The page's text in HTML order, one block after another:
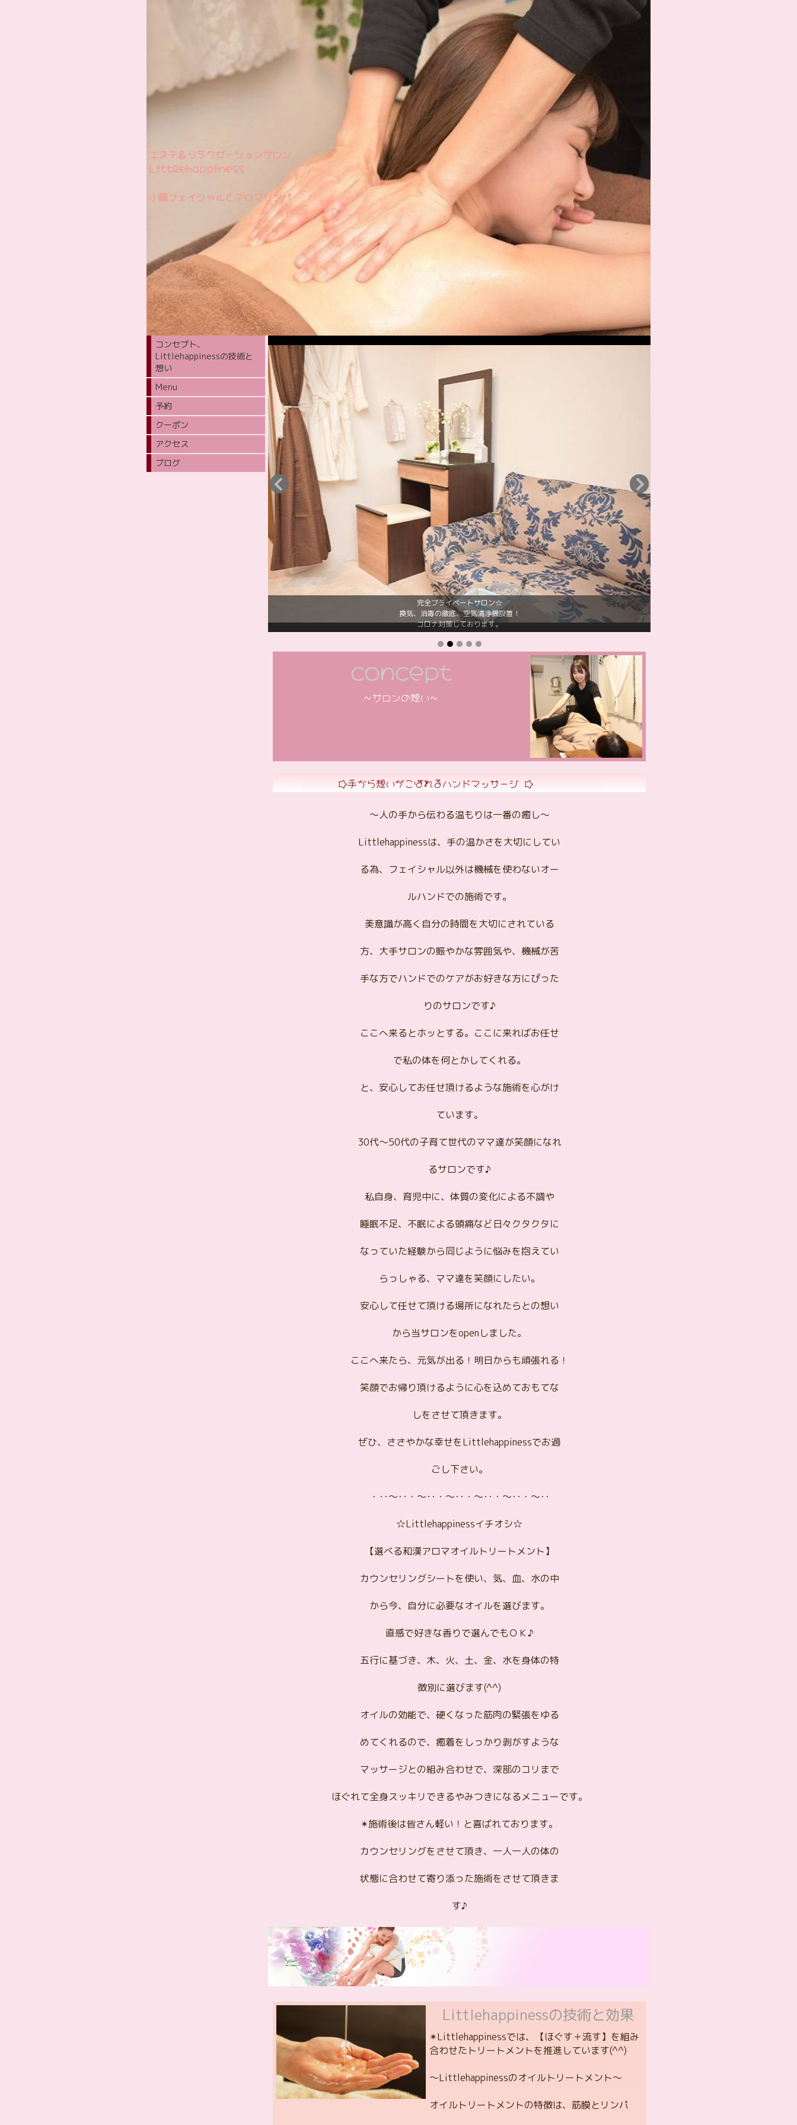
エステ＆リラクゼーションサロン
Littlehappiness
小顔フェイシャルとアロマリンパ
完全プライベートサロン☆
換気、消毒の徹底、空気清浄機設置！
コロナ対策しております。
concept
～サロンの想い～
☆手から想いがこぼれるハンドマッサージ ☆
～人の手から伝わる温もりは一番の癒し～
Littlehappinessは、手の温かさを大切にしてい
る為、フェイシャル以外は機械を使わないオー
ルハンドでの施術です。
美意識が高く自分の時間を大切にされている
方、大手サロンの賑やかな雰囲気や、機械が苦
手な方でハンドでのケアがお好きな方にぴった
りのサロンです♪
ここへ来るとホッとする。ここに来ればお任せ
で私の体を何とかしてくれる。
と、安心してお任せ頂けるような施術を心がけ
ています。
30代～50代の子育て世代のママ達が笑顔になれ
るサロンです♪
私自身、育児中に、体質の変化による不調や
睡眠不足、不眠による頭痛など日々クタクタに
なっていた経験から同じように悩みを抱えてい
らっしゃる、ママ達を笑顔にしたい。
安心して任せて頂ける場所になれたらとの想い
から当サロンをopenしました。
ここへ来たら、元気が出る！明日からも頑張れる！
笑顔でお帰り頂けるように心を込めておもてな
しをさせて頂きます。
ぜひ、ささやかな幸せをLittlehappinessでお過
ごし下さい。
・･･～･･・～･･・～･･・～･･・～･･・～･･
☆Littlehappinessイチオシ☆
【選べる和漢アロマオイルトリートメント】
カウンセリングシートを使い、気、血、水の中
から今、自分に必要なオイルを選びます。
直感で好きな香りで選んでもＯＫ♪
五行に基づき、木、火、土、金、水を身体の特
徴別に選びます(^^)
オイルの効能で、硬くなった筋肉の緊張をゆる
めてくれるので、癒着をしっかり剥がすような
マッサージとの組み合わせで、深部のコリまで
ほぐれて全身スッキリできるやみつきになるメニューです。
✴施術後は皆さん軽い！と喜ばれております。
カウンセリングをさせて頂き、一人一人の体の
状態に合わせて寄り添った施術をさせて頂きま
す♪
Littlehappinessの技術と効果
✴Littlehappinessでは、【ほぐす＋流す】を組み
合わせたトリートメントを推進しています(^^)
～Littlehappinessのオイルトリートメント～
オイルトリートメントの特徴は、筋膜とリンパ
コンセプト、
Littlehappinessの技術と
想い
Menu
予約
クーポン
アクセス
ブログ